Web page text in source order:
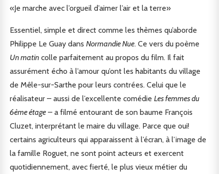
«Je marche avec l’orgueil d’aimer l’air et la terre»
Essentiel, simple et direct comme les thèmes qu’aborde
Philippe Le Guay dans Normandie Nue. Ce vers du poème
Un matin colle parfaitement au propos du film. Il fait
assurément écho à l’amour qu’ont les habitants du village
de Mêle-sur-Sarthe pour leurs contrées. Celui que le
réalisateur – aussi de l’excellente comédie Les femmes du
6ème étage – a filmé entourant de son baume François
Cluzet, interprétant le maire du village. Parce que oui!
certains agriculteurs qui apparaissent à l’écran, à l’image de
la famille Roguet, ne sont point acteurs et exercent
quotidiennement, avec fierté, le plus vieux métier du